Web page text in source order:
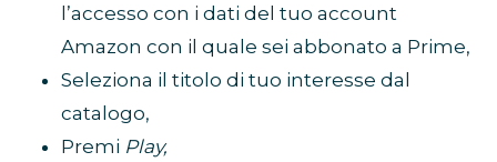
l’accesso con i dati del tuo account
Amazon con il quale sei abbonato a Prime,
Seleziona il titolo di tuo interesse dal
catalogo,
Premi Play,